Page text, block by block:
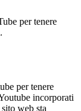
per tenere
per tenere
incorporati
web sta